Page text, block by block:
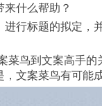
来什么帮助？
文案菜鸟有可能